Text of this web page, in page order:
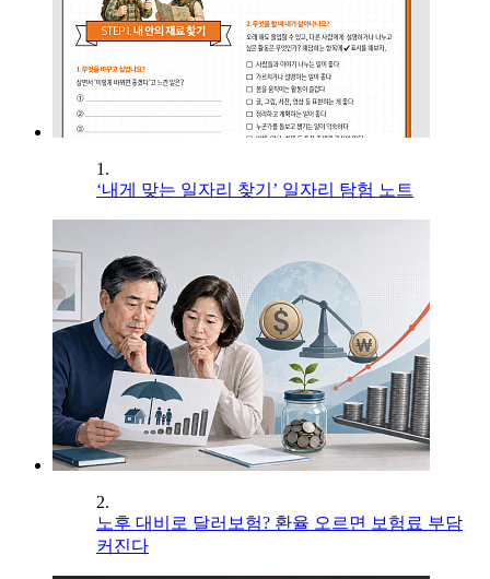
1.
‘내게 맞는 일자리 찾기’ 일자리 탐험 노트
2.
노후 대비로 달러보험? 환율 오르면 보험료 부담
커진다